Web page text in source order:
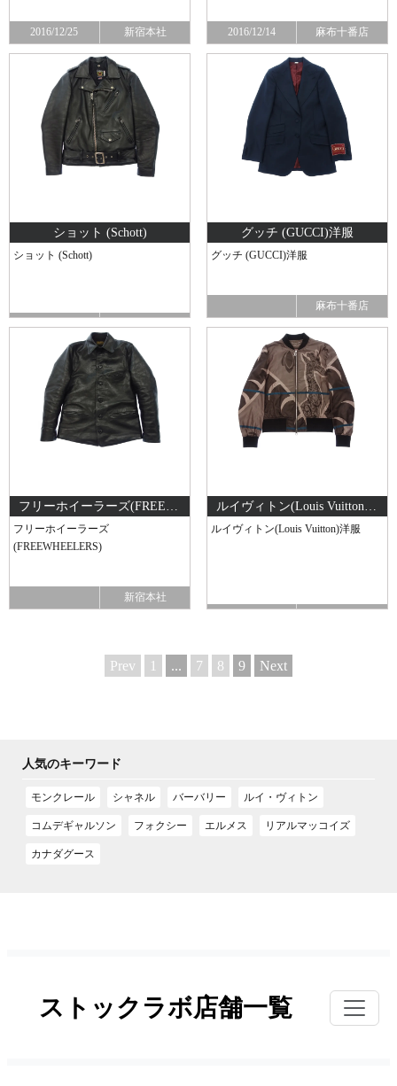
2016/12/25 新宿本社 2016/12/14 麻布十番店
ショット (Schott)
ショット (Schott)
グッチ (GUCCI)洋服
グッチ (GUCCI)洋服
麻布十番店
フリーホイーラーズ(FREEWHEELERS)
フリーホイーラーズ
(FREEWHEELERS)
新宿本社
ルイヴィトン(Louis Vuitton)洋服
ルイヴィトン(Louis Vuitton)洋服
Prev 1 ... 7 8 9 Next
人気のキーワード
モンクレール シャネル バーバリー ルイ・ヴィトン
コムデギャルソン フォクシー エルメス リアルマッコイズ
カナダグース
ストックラボ店舗一覧